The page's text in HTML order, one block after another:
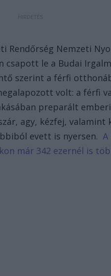
Rendőrség Nemzeti
csapott le a Budai
szerint a férfi
volt: a férfi
preparált
agy, kézfej, valamint
evett is nyersen.
már 342 ezernél is